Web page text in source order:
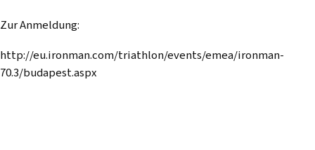
Zur Anmeldung:
http://eu.ironman.com/triathlon/events/emea/ironman-
70.3/budapest.aspx